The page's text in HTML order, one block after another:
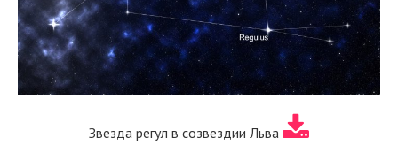
Звезда регул в созвездии Льва